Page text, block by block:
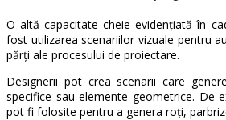
O altă capacitate cheie evidențiată în
fost utilizarea scenariilor vizuale pentru
părți ale procesului de proiectare.
Designerii pot crea scenarii care
specifice sau elemente geometrice. De
pot fi folosite pentru a genera roți,